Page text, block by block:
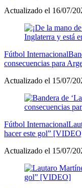
Actualizado el 16/07/
Fútbol Internacional
consecuencias para
Actualizado el 15/07/
Fútbol Internacional
hacer este gol”
Actualizado el 15/07/